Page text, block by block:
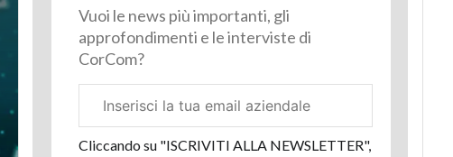
Vuoi le news più importanti, gli
approfondimenti e le interviste di
CorCom?
aziendale
Cliccando su "ISCRIVITI ALLA NEWSLETTER",